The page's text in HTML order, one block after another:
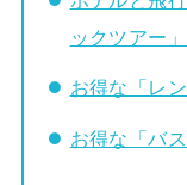
ックツアー
お得な「レ
お得な「バ